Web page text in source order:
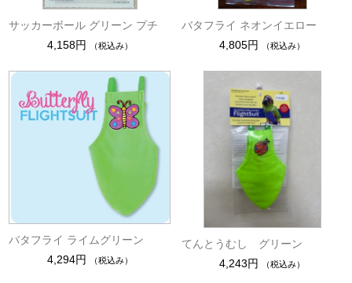
サッカーボール グリーン プチ
4,158円
（税込み）
バタフライ ネオンイエロー
4,805円
（税込み）
バタフライ ライムグリーン
4,294円
（税込み）
てんとうむし グリーン
4,243円
（税込み）